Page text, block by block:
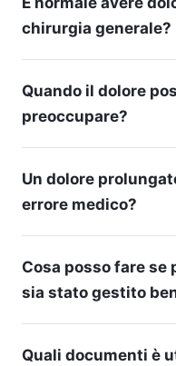
chirurgia generale?
Quando il dolore
preoccupare?
Un dolore
errore medico?
Cosa posso fare se
sia stato gestito
Quali documenti è